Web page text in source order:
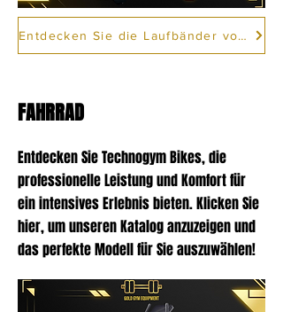
Entdecken Sie die Laufbänder von Technogym
FAHRRAD
Entdecken Sie Technogym Bikes, die
professionelle Leistung und Komfort für
ein intensives Erlebnis bieten. Klicken Sie
hier, um unseren Katalog anzuzeigen und
das perfekte Modell für Sie auszuwählen!